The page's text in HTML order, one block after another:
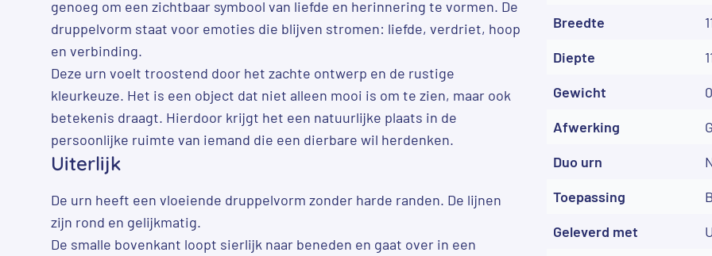
genoeg om een zichtbaar symbool van liefde en herinnering te vormen. De
druppelvorm staat voor emoties die blijven stromen: liefde, verdriet, hoop
en verbinding.
Deze urn voelt troostend door het zachte ontwerp en de rustige
kleurkeuze. Het is een object dat niet alleen mooi is om te zien, maar ook
betekenis draagt. Hierdoor krijgt het een natuurlijke plaats in de
persoonlijke ruimte van iemand die een dierbare wil herdenken.
Uiterlijk
De urn heeft een vloeiende druppelvorm zonder harde randen. De lijnen
zijn rond en gelijkmatig.
De smalle bovenkant loopt sierlijk naar beneden en gaat over in een
Breedte
Diepte
Gewicht
Afwerking
Duo urn
Toepassing
Geleverd met